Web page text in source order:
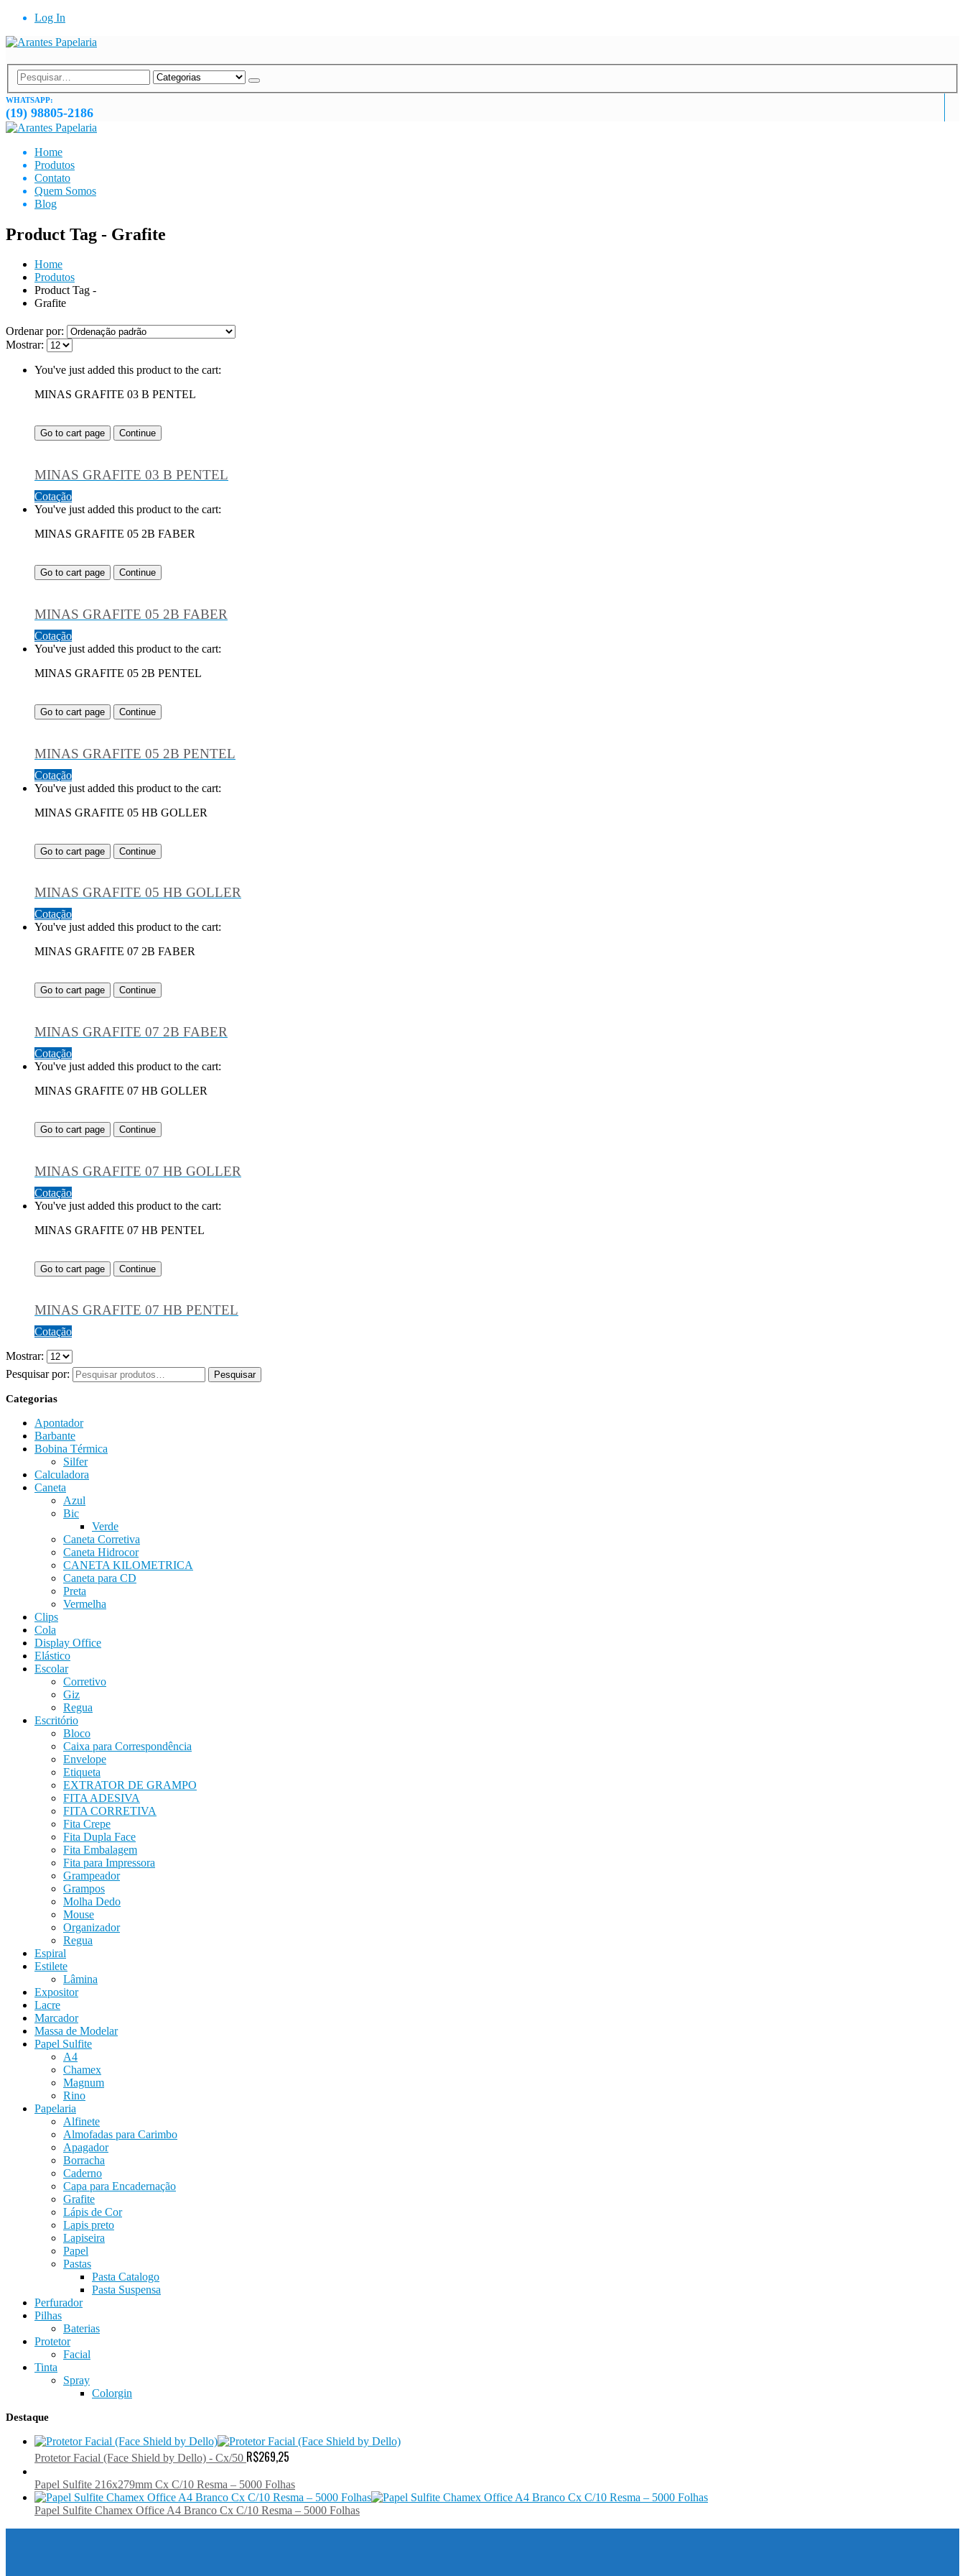
Log In
WHATSAPP:
(19) 98805-2186
Home
Produtos
Contato
Quem Somos
Blog
Product Tag - Grafite
Home
Produtos
Product Tag -
Grafite
Ordenar por:
Mostrar:
You've just added this product to the cart:
MINAS GRAFITE 03 B PENTEL
Go to cart page Continue
MINAS GRAFITE 03 B PENTEL
Cotação
You've just added this product to the cart:
MINAS GRAFITE 05 2B FABER
Go to cart page Continue
MINAS GRAFITE 05 2B FABER
Cotação
You've just added this product to the cart:
MINAS GRAFITE 05 2B PENTEL
Go to cart page Continue
MINAS GRAFITE 05 2B PENTEL
Cotação
You've just added this product to the cart:
MINAS GRAFITE 05 HB GOLLER
Go to cart page Continue
MINAS GRAFITE 05 HB GOLLER
Cotação
You've just added this product to the cart:
MINAS GRAFITE 07 2B FABER
Go to cart page Continue
MINAS GRAFITE 07 2B FABER
Cotação
You've just added this product to the cart:
MINAS GRAFITE 07 HB GOLLER
Go to cart page Continue
MINAS GRAFITE 07 HB GOLLER
Cotação
You've just added this product to the cart:
MINAS GRAFITE 07 HB PENTEL
Go to cart page Continue
MINAS GRAFITE 07 HB PENTEL
Cotação
Mostrar:
Pesquisar por:
Pesquisar
Categorias
Apontador
Barbante
Bobina Térmica
Silfer
Calculadora
Caneta
Azul
Bic
Verde
Caneta Corretiva
Caneta Hidrocor
CANETA KILOMETRICA
Caneta para CD
Preta
Vermelha
Clips
Cola
Display Office
Elástico
Escolar
Corretivo
Giz
Regua
Escritório
Bloco
Caixa para Correspondência
Envelope
Etiqueta
EXTRATOR DE GRAMPO
FITA ADESIVA
FITA CORRETIVA
Fita Crepe
Fita Dupla Face
Fita Embalagem
Fita para Impressora
Grampeador
Grampos
Molha Dedo
Mouse
Organizador
Regua
Espiral
Estilete
Lâmina
Expositor
Lacre
Marcador
Massa de Modelar
Papel Sulfite
A4
Chamex
Magnum
Rino
Papelaria
Alfinete
Almofadas para Carimbo
Apagador
Borracha
Caderno
Capa para Encadernação
Grafite
Lápis de Cor
Lapis preto
Lapiseira
Papel
Pastas
Pasta Catalogo
Pasta Suspensa
Perfurador
Pilhas
Baterias
Protetor
Facial
Tinta
Spray
Colorgin
Destaque
Protetor Facial (Face Shield by Dello) - Cx/50 R$269,25
Papel Sulfite 216x279mm Cx C/10 Resma – 5000 Folhas
Papel Sulfite Chamex Office A4 Branco Cx C/10 Resma – 5000 Folhas